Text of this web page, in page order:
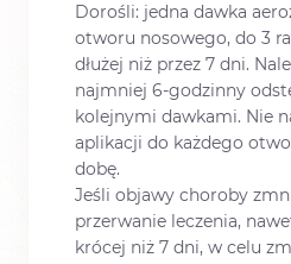
Dorośli: jedna dawka
otworu nosowego, do 3
dłużej niż przez 7 dni.
najmniej 6-godzinny
kolejnymi dawkami. Nie
aplikacji do każdego
dobę.
Jeśli objawy choroby
przerwanie leczenia,
krócej niż 7 dni, w celu